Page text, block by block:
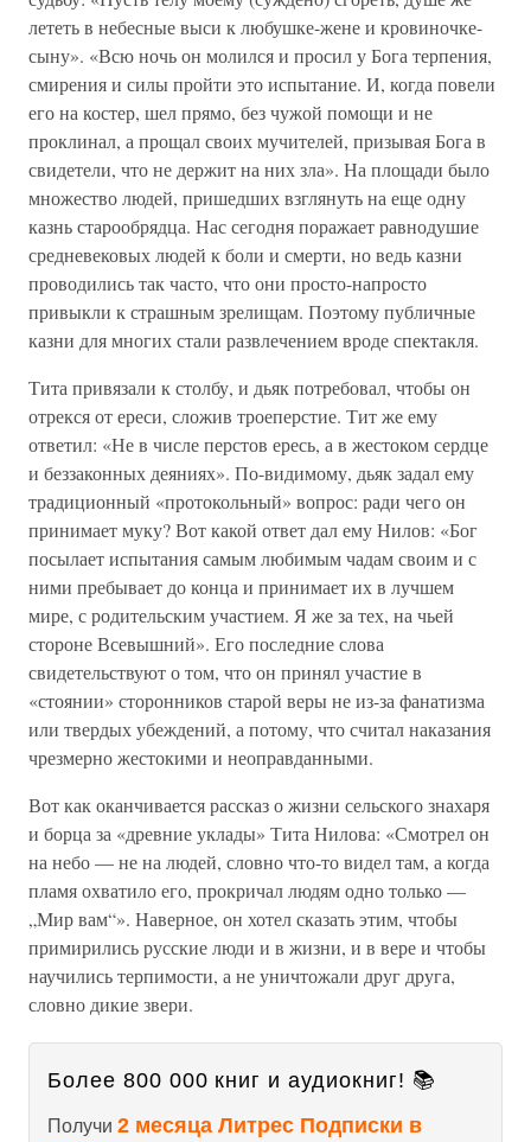
лететь в небесные выси к любушке-жене и кровиночке-
сыну». «Всю ночь он молился и просил у Бога терпения,
смирения и силы пройти это испытание. И, когда повели
его на костер, шел прямо, без чужой помощи и не
проклинал, а прощал своих мучителей, призывая Бога в
свидетели, что не держит на них зла». На площади было
множество людей, пришедших взглянуть на еще одну
казнь старообрядца. Нас сегодня поражает равнодушие
средневековых людей к боли и смерти, но ведь казни
проводились так часто, что они просто-напросто
привыкли к страшным зрелищам. Поэтому публичные
казни для многих стали развлечением вроде спектакля.
Тита привязали к столбу, и дьяк потребовал, чтобы он
отрекся от ереси, сложив троеперстие. Тит же ему
ответил: «Не в числе перстов ересь, а в жестоком сердце
и беззаконных деяниях». По-видимому, дьяк задал ему
традиционный «протокольный» вопрос: ради чего он
принимает муку? Вот какой ответ дал ему Нилов: «Бог
посылает испытания самым любимым чадам своим и с
ними пребывает до конца и принимает их в лучшем
мире, с родительским участием. Я же за тех, на чьей
стороне Всевышний». Его последние слова
свидетельствуют о том, что он принял участие в
«стоянии» сторонников старой веры не из-за фанатизма
или твердых убеждений, а потому, что считал наказания
чрезмерно жестокими и неоправданными.
Вот как оканчивается рассказ о жизни сельского знахаря
и борца за «древние уклады» Тита Нилова: «Смотрел он
на небо — не на людей, словно что-то видел там, а когда
пламя охватило его, прокричал людям одно только —
„Мир вам“». Наверное, он хотел сказать этим, чтобы
примирились русские люди и в жизни, и в вере и чтобы
научились терпимости, а не уничтожали друг друга,
словно дикие звери.
Более 800 000 книг и аудиокниг! 📚
Получи 2 месяца Литрес Подписки в